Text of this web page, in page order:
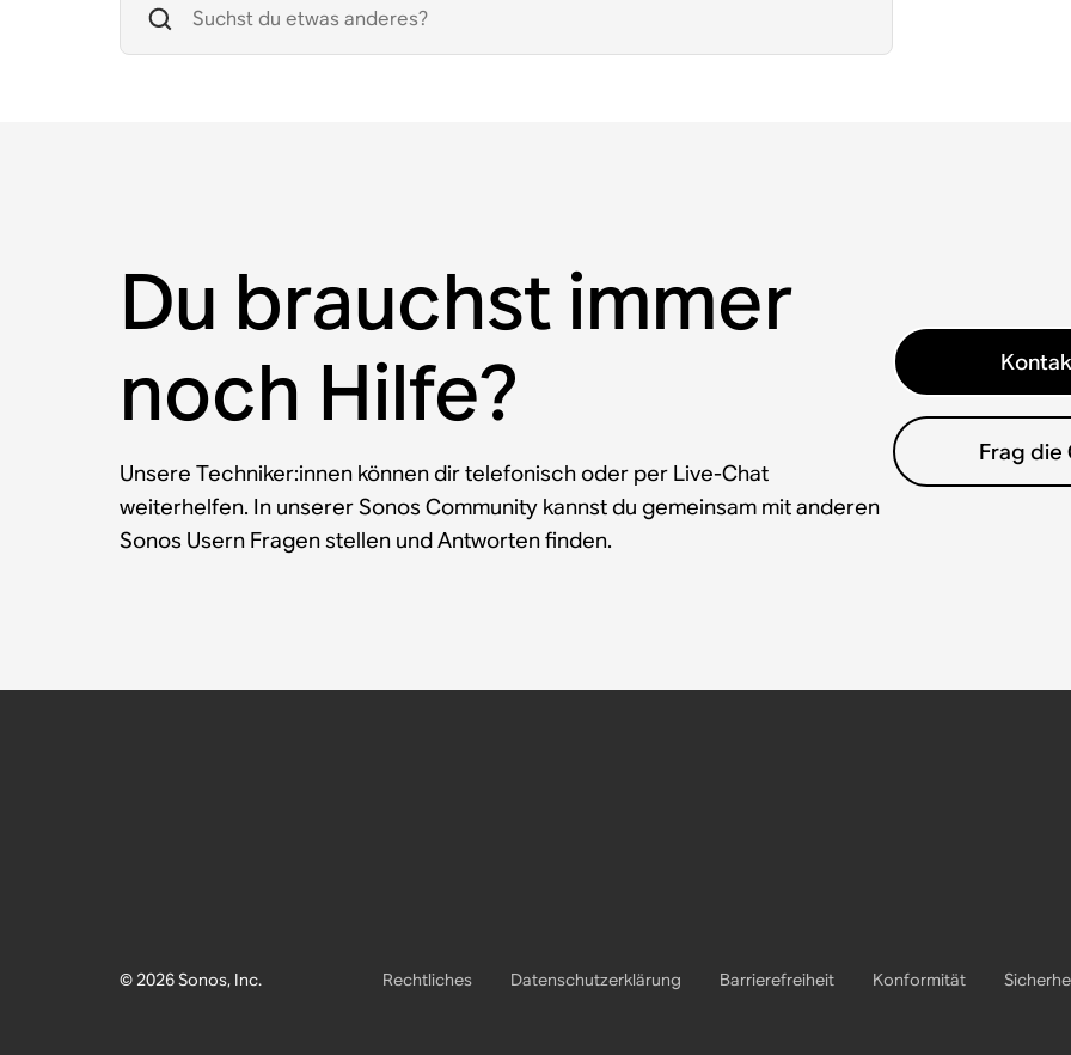
Du brauchst immer
noch Hilfe?
Unsere Techniker:innen können dir telefonisch oder per Live-Chat
weiterhelfen. In unserer Sonos Community kannst du gemeinsam mit anderen
Sonos Usern Fragen stellen und Antworten finden.
Frag die
© 2026 Sonos, Inc. Rechtliches Datenschutzerklärung Barrierefreiheit Konformität